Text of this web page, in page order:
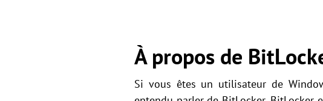
À propos de
Si vous êtes un utilisateur de